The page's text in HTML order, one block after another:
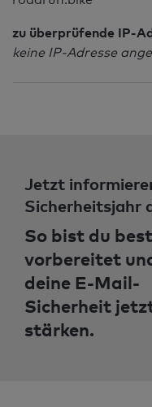
zu überprüfende IP-
keine IP-Adresse
Jetzt
Sicherheitsjahr
So bist du
vorbereitet
deine E-Mail-
Sicherheit
stärken.